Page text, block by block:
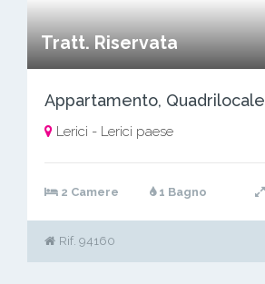
Tratt. Riservata
Appartamento, Quadrilocale
Lerici - Lerici paese
2 Camere 1 Bagno
Rif. 94160